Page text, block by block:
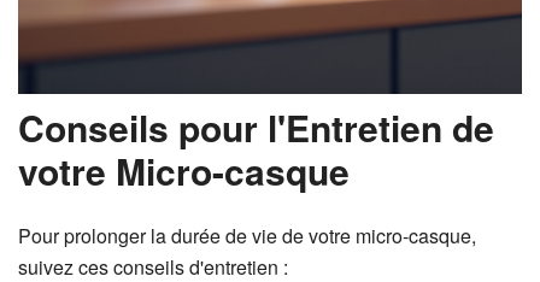
Conseils pour l'Entretien de
votre Micro-casque
Pour prolonger la durée de vie de votre micro-casque,
suivez ces conseils d'entretien :